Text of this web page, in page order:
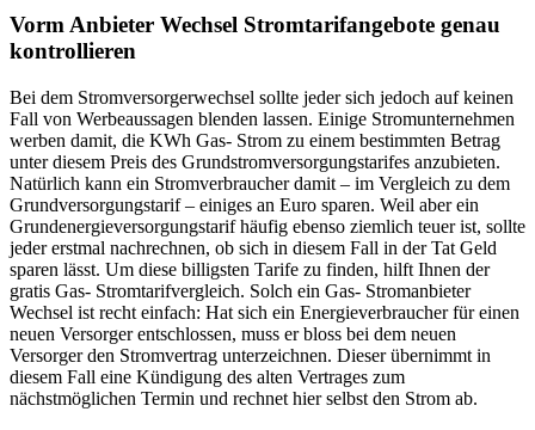
Vorm Anbieter Wechsel Stromtarifangebote genau
kontrollieren
Bei dem Stromversorgerwechsel sollte jeder sich jedoch auf keinen
Fall von Werbeaussagen blenden lassen. Einige Stromunternehmen
werben damit, die KWh Gas- Strom zu einem bestimmten Betrag
unter diesem Preis des Grundstromversorgungstarifes anzubieten.
Natürlich kann ein Stromverbraucher damit – im Vergleich zu dem
Grundversorgungstarif – einiges an Euro sparen. Weil aber ein
Grundenergieversorgungstarif häufig ebenso ziemlich teuer ist, sollte
jeder erstmal nachrechnen, ob sich in diesem Fall in der Tat Geld
sparen lässt. Um diese billigsten Tarife zu finden, hilft Ihnen der
gratis Gas- Stromtarifvergleich. Solch ein Gas- Stromanbieter
Wechsel ist recht einfach: Hat sich ein Energieverbraucher für einen
neuen Versorger entschlossen, muss er bloss bei dem neuen
Versorger den Stromvertrag unterzeichnen. Dieser übernimmt in
diesem Fall eine Kündigung des alten Vertrages zum
nächstmöglichen Termin und rechnet hier selbst den Strom ab.